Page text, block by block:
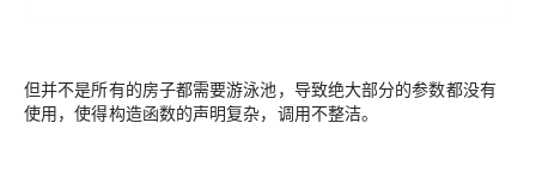
但并不是所有的房子都需要游泳池，导致绝大部分的参数都没有
使用，使得构造函数的声明复杂，调用不整洁。